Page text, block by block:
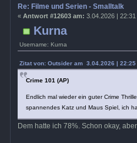
Kurna
Username: Kurna
Re: Filme und Serien - Smalltalk
« Antwort #12603 am: 3.04.2026 | 22:31
Zitat von: Outsider am 3.04.2026 | 22:25
Crime 101 (AP)
Endlich mal wieder ein guter Crime
spannendes Katz und Maus Spiel, ich
Dem hatte ich 78%. Schon okay,